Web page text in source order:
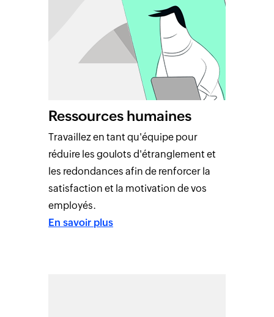
Ressources humaines
Travaillez en tant qu'équipe pour
réduire les goulots d'étranglement et
les redondances afin de renforcer la
satisfaction et la motivation de vos
employés.
En savoir plus